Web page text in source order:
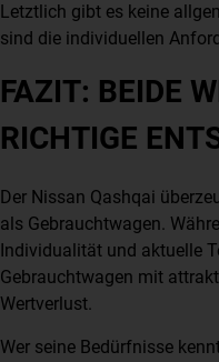
Letztlich gibt es keine
sind die individuellen
FAZIT: BEIDE
RICHTIGE
Der Nissan Qashqai
als Gebrauchtwagen.
Individualität und aktuelle
Gebrauchtwagen mit
Wertverlust.
Wer seine Bedürfnisse